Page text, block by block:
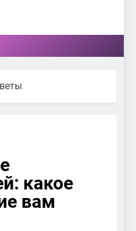
какое
вам